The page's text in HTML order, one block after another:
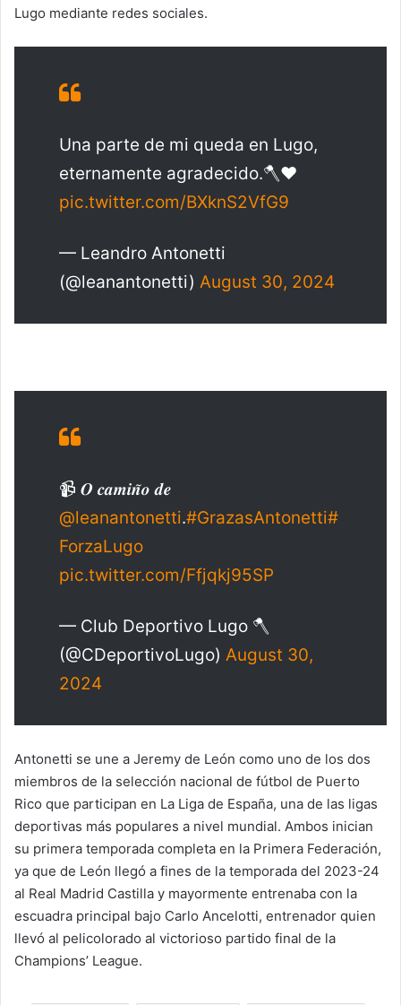
Lugo mediante redes sociales.
Una parte de mi queda en Lugo,
eternamente agradecido.🪓❤️
pic.twitter.com/BXknS2VfG9
— Leandro Antonetti
(@leanantonetti) August 30, 2024
📹 𝑶 𝒄𝒂𝒎𝒊𝒏̃𝒐 𝒅𝒆
@leanantonetti.#GrazasAntonetti#
ForzaLugo
pic.twitter.com/Ffjqkj95SP
— Club Deportivo Lugo 🪓
(@CDeportivoLugo) August 30,
2024
Antonetti se une a Jeremy de León como uno de los dos
miembros de la selección nacional de fútbol de Puerto
Rico que participan en La Liga de España, una de las ligas
deportivas más populares a nivel mundial. Ambos inician
su primera temporada completa en la Primera Federación,
ya que de León llegó a fines de la temporada del 2023-24
al Real Madrid Castilla y mayormente entrenaba con la
escuadra principal bajo Carlo Ancelotti, entrenador quien
llevó al pelicolorado al victorioso partido final de la
Champions’ League.